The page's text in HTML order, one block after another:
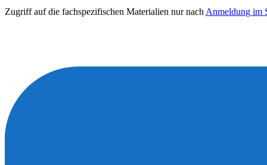
Zugriff auf die fachspezifischen Materialien nur nach Anmeldung im